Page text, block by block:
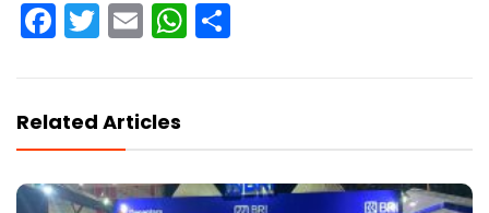
Facebook
Twitter
EmailWhatsApp
Related Articles